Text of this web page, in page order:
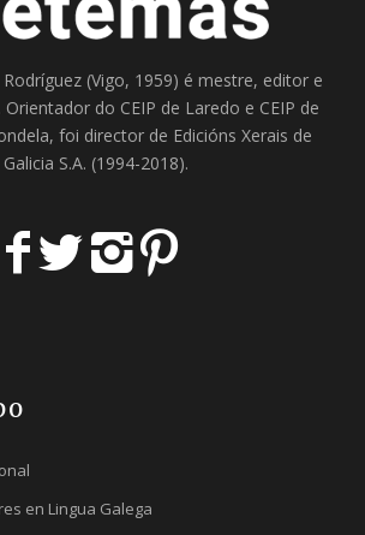
(Vigo, 1959) é mestre, editor e
Orientador do CEIP de Laredo e CEIP de
foi director de Edicións Xerais de
Galicia S.A. (1994-2018).
en Lingua Galega